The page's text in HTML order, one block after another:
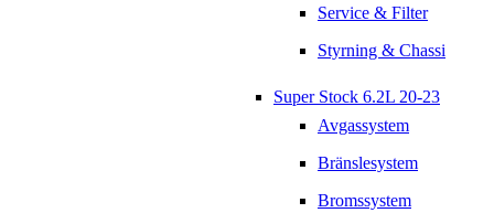
Service & Filter
Styrning & Chassi
Super Stock 6.2L 20-23
Avgassystem
Bränslesystem
Bromssystem